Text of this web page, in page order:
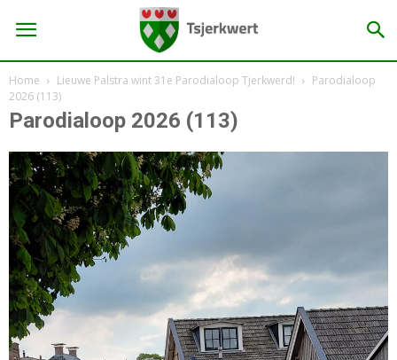
Home Lieuwe Palstra wint 31e Parodialoop Tjerkwerd!
Parodialoop
2026 (113)
Parodialoop 2026 (113)